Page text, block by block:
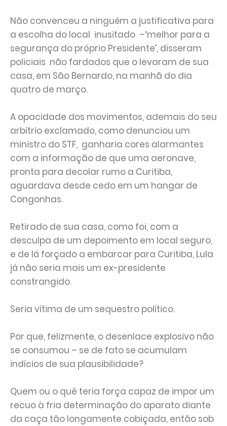
Não convenceu a ninguém a justificativa para
a escolha do local inusitado –‘melhor para a
segurança do próprio Presidente’, disseram
policiais não fardados que o levaram de sua
casa, em São Bernardo, na manhã do dia
quatro de março.
A opacidade dos movimentos, ademais do seu
arbítrio exclamado, como denunciou um
ministro do STF, ganharia cores alarmantes
com a informação de que uma aeronave,
pronta para decolar rumo a Curitiba,
aguardava desde cedo em um hangar de
Congonhas.
Retirado de sua casa, como foi, com a
desculpa de um depoimento em local seguro,
e de lá forçado a embarcar para Curitiba, Lula
já não seria mais um ex-presidente
constrangido.
Seria vítima de um sequestro político.
Por que, felizmente, o desenlace explosivo não
se consumou – se de fato se acumulam
indícios de sua plausibilidade?
Quem ou o quê teria força capaz de impor um
recuo à fria determinação do aparato diante
da caça tão longamente cobiçada, então sob